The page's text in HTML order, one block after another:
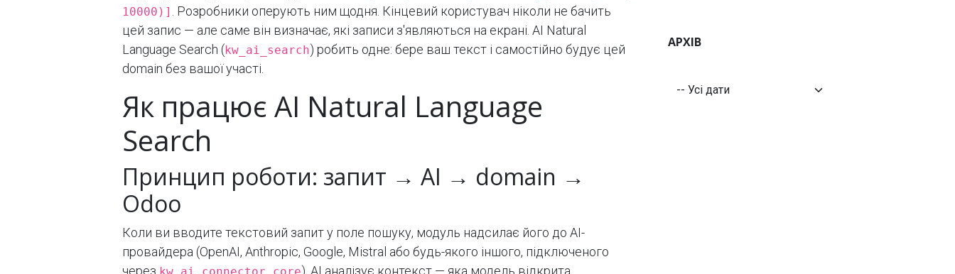
10000)]
. Розробники оперують ним щодня. Кінцевий користувач ніколи не бачить
цей запис — але саме він визначає, які записи з'являються на екрані. AI Natural
Language Search (kw_ai_search) робить одне: бере ваш текст і самостійно будує цей
domain без вашої участі.
Як працює AI Natural Language
Search
Принцип роботи: запит → AI → domain →
Odoo
Коли ви вводите текстовий запит у поле пошуку, модуль надсилає його до AI-
провайдера (OpenAI, Anthropic, Google, Mistral або будь-якого іншого, підключеного
через
). AI аналізує контекст — яка модель відкрита
АРХІВ